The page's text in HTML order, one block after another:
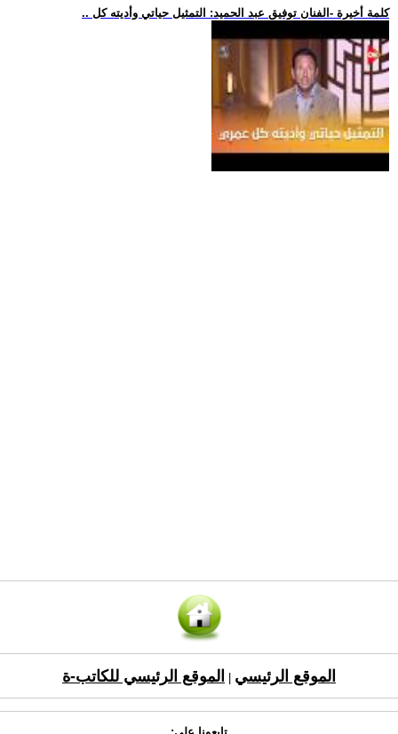
.. كلمة أخيرة -الفنان توفيق عبد الحميد: التمثيل حياتي وأديته كل
الموقع الرئيسي الموقع الرئيسي للكاتب-ة